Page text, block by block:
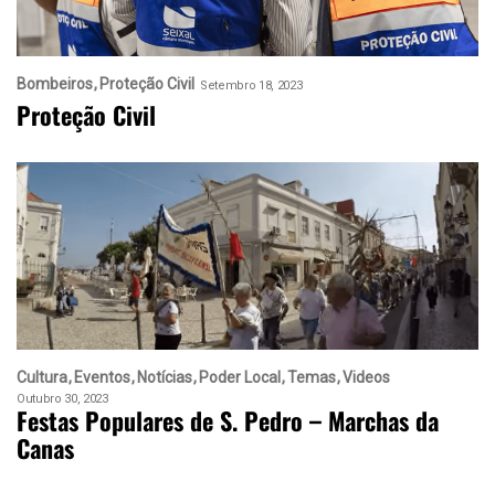
Bombeiros Proteção Civil Setembro 18, 2023
Proteção Civil
Cultura Eventos Notícias Poder Local Temas Videos
Outubro 30, 2023
Festas Populares de S. Pedro – Marchas da
Canas